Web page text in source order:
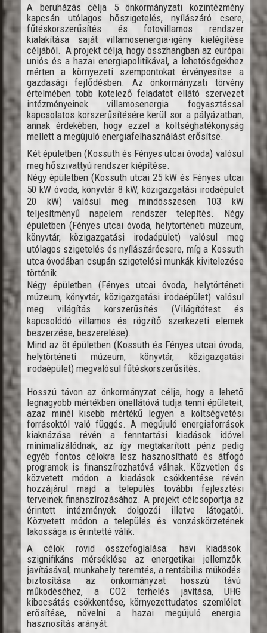
A beruházás célja 5 önkormányzati közintézmény
kapcsán utólagos hőszigetelés, nyílászáró csere,
fűtéskorszerűsítés és fotovillamos rendszer
kialakítása saját villamosenergia-igény kielégítése
céljából. A projekt célja, hogy összhangban az európai
uniós és a hazai energiapolitikával, a lehetőségekhez
mérten a környezeti szempontokat érvényesítse a
gazdasági fejlődésben. Az önkormányzati törvény
értelmében több kötelező feladatot ellátó szervezet
intézményeinek villamosenergia fogyasztással
kapcsolatos korszerűsítésére kerül sor a pályázatban,
annak érdekében, hogy ezzel a költséghatékonyság
mellett a megújuló energiafelhasználást erősítse.
Két épületben (Kossuth és Fényes utcai óvoda) valósul
meg hőszivattyú rendszer kiépítése.
Négy épületben (Kossuth utcai 25 kW és Fényes utcai
50 kW óvoda, könyvtár 8 kW, közigazgatási irodaépület
20 kW) valósul meg mindösszesen 103 kW
teljesítményű napelem rendszer telepítés.
Négy
épületben (Fényes utcai óvoda, helytörténeti múzeum,
könyvtár, közigazgatási irodaépület) valósul meg
utólagos szigetelés és nyílászárócsere, míg a Kossuth
utca óvodában csupán szigetelési munkák kivitelezése
történik.
Négy épületben (Fényes utcai óvoda, helytörténeti
múzeum, könyvtár, közigazgatási irodaépület) valósul
meg világítás korszerűsítés (Világítótest és
kapcsolódó villamos és rögzítő szerkezeti elemek
beszerzése, beszerelése).
Mind az öt épületben (Kossuth és Fényes utcai óvoda,
helytörténeti múzeum, könyvtár, közigazgatási
irodaépület) megvalósul fűtéskorszerűsítés.
Hosszú távon az önkormányzat célja, hogy a lehető
legnagyobb mértékben önellátóvá tudja tenni épületeit,
azaz minél kisebb mértékű legyen a költségvetési
forrásoktól való függés. A megújuló energiaforrások
kiaknázása révén a fenntartási kiadások idővel
minimalizálódnak, az így megtakarított pénz pedig
egyéb fontos célokra lesz hasznosítható és átfogó
programok is finanszírozhatóvá válnak. Közvetlen és
közvetett módon a kiadások csökkentése révén
hozzájárul majd a település további fejlesztési
terveinek finanszírozásához. A projekt célcsoportja az
érintett intézmények dolgozói illetve látogatói.
Közvetett módon a település és vonzáskörzetének
lakossága is érintetté válik.
A célok rövid összefoglalása: havi kiadások
szignifikáns mérséklése az energetikai jellemzők
javításával, munkahely teremtés, a rentábilis működés
biztosítása az önkormányzat hosszú távú
működéséhez, a CO2 terhelés javítása, ÜHG
kibocsátás csökkentése, környezettudatos szemlélet
erősítése, növelni a hazai megújuló energia
hasznosítás arányát.